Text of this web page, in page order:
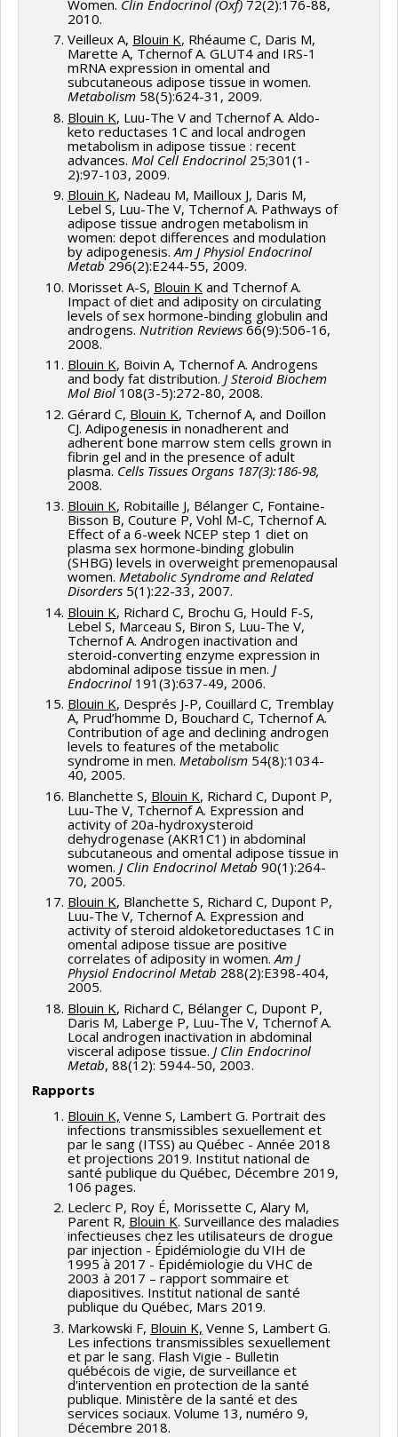
Women. Clin Endocrinol (Oxf) 72(2):176-88,
2010.
Veilleux A, Blouin K, Rhéaume C, Daris M,
Marette A, Tchernof A. GLUT4 and IRS-1
mRNA expression in omental and
subcutaneous adipose tissue in women.
Metabolism 58(5):624-31, 2009.
Blouin K, Luu-The V and Tchernof A. Aldo-
keto reductases 1C and local androgen
metabolism in adipose tissue : recent
advances. Mol Cell Endocrinol 25;301(1-
2):97-103, 2009.
Blouin K, Nadeau M, Mailloux J, Daris M,
Lebel S, Luu-The V, Tchernof A. Pathways of
adipose tissue androgen metabolism in
women: depot differences and modulation
by adipogenesis.Am J Physiol Endocrinol
Metab296(2):E244-55, 2009.
Morisset A-S, Blouin K and Tchernof A.
Impact of diet and adiposity on circulating
levels of sex hormone-binding globulin and
androgens. Nutrition Reviews66(9):506-16,
2008.
Blouin K, Boivin A, Tchernof A. Androgens
and body fat distribution. J Steroid Biochem
Mol Biol108(3-5):272-80, 2008.
Gérard C, Blouin K, Tchernof A, and Doillon
CJ. Adipogenesis in nonadherent and
adherent bone marrow stem cells grown in
fibrin gel and in the presence of adult
plasma. Cells Tissues Organs 187(3):186-98,
2008.
Blouin K, Robitaille J, Bélanger C, Fontaine-
Bisson B, Couture P, Vohl M-C, Tchernof A.
Effect of a 6-week NCEP step 1 diet on
plasma sex hormone-binding globulin
(SHBG) levels in overweight premenopausal
women. Metabolic Syndrome and Related
Disorders 5(1):22-33, 2007.
Blouin K, Richard C, Brochu G, Hould F-S,
Lebel S, Marceau S, Biron S, Luu-The V,
Tchernof A. Androgen inactivation and
steroid-converting enzyme expression in
abdominal adipose tissue in men. J
Endocrinol 191(3):637-49, 2006.
Blouin K, Després J-P, Couillard C, Tremblay
A, Prud’homme D, Bouchard C, Tchernof A.
Contribution of age and declining androgen
levels to features of the metabolic
syndrome in men. Metabolism 54(8):1034-
40, 2005.
Blanchette S, Blouin K, Richard C, Dupont P,
Luu-The V, Tchernof A. Expression and
activity of 20a-hydroxysteroid
dehydrogenase (AKR1C1) in abdominal
subcutaneous and omental adipose tissue in
women. J Clin Endocrinol Metab 90(1):264-
70, 2005.
Blouin K, Blanchette S, Richard C, Dupont P,
Luu-The V, Tchernof A. Expression and
activity of steroid aldoketoreductases 1C in
omental adipose tissue are positive
correlates of adiposity in women.Am J
Physiol Endocrinol Metab 288(2):E398-404,
2005.
Blouin K, Richard C, Bélanger C, Dupont P,
Daris M, Laberge P, Luu-The V, Tchernof A.
Local androgen inactivation in abdominal
visceral adipose tissue. J Clin Endocrinol
Metab, 88(12): 5944-50, 2003.
Rapports
Blouin K, Venne S, Lambert G. Portrait des
infections transmissibles sexuellement et
par le sang (ITSS) au Québec - Année 2018
et projections 2019. Institut national de
santé publique du Québec, Décembre 2019,
106 pages.
Leclerc P, Roy É, Morissette C, Alary M,
Parent R, Blouin K. Surveillance des maladies
infectieuses chez les utilisateurs de drogue
par injection - Épidémiologie du VIH de
1995 à 2017 - Épidémiologie du VHC de
2003 à 2017 – rapport sommaire et
diapositives. Institut national de santé
publique du Québec, Mars 2019.
Markowski F, Blouin K, Venne S, Lambert G.
Les infections transmissibles sexuellement
et par le sang. Flash Vigie - Bulletin
québécois de vigie, de surveillance et
d'intervention en protection de la santé
publique. Ministère de la santé et des
services sociaux. Volume 13, numéro 9,
Décembre 2018.